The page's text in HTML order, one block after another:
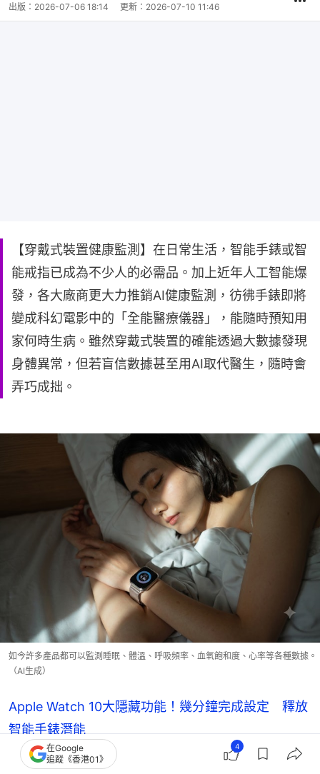
出版： 2026-07-06 18:14 更新： 2026-07-10 11:46
【穿戴式裝置健康監測】在日常生活，智能手錶或智
能戒指已成為不少人的必需品。加上近年人工智能爆
發，各大廠商更大力推銷AI健康監測，彷彿手錶即將
變成科幻電影中的「全能醫療儀器」，能隨時預知用
家何時生病。雖然穿戴式裝置的確能透過大數據發現
身體異常，但若盲信數據甚至用AI取代醫生，隨時會
弄巧成拙。
如今許多產品都可以監測睡眠、體溫、呼吸頻率、血氧飽和度、心率等各種數據。
（AI生成）
Apple Watch 10大隱藏功能！幾分鐘完成設定 釋放
智能手錶潛能
在Google
追蹤《香港01》
4